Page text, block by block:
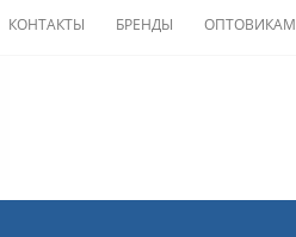
КОНТАКТЫ БРЕНДЫ ОПТОВИКАМ